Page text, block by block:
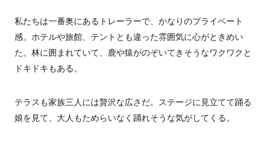
私たちは一番奥にあるトレーラーで、かなりのプライベート
感。ホテルや旅館、テントとも違った雰囲気に心がときめい
た。林に囲まれていて、鹿や猿がのぞいてきそうなワクワクと
ドキドキもある。
テラスも家族三人には贅沢な広さだ。ステージに見立てて踊る
娘を見て、大人もためらいなく踊れそうな気がしてくる。